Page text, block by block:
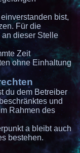
bist,
Für die
dieser Stelle
Zeit
ohne Einhaltung
du dem Betreiber
und
Rahmen des
a bleibt auch
bestehen.